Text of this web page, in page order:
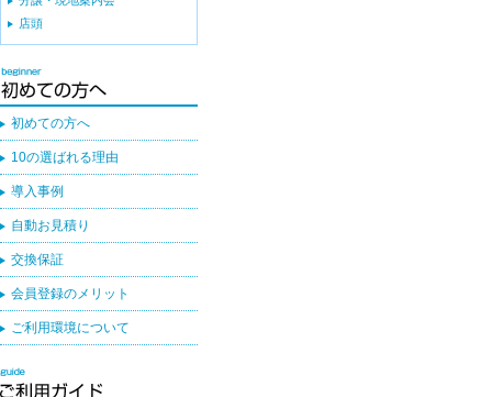
店頭
初めての方へ
10の選ばれる理由
導入事例
自動お見積り
交換保証
会員登録のメリット
ご利用環境について